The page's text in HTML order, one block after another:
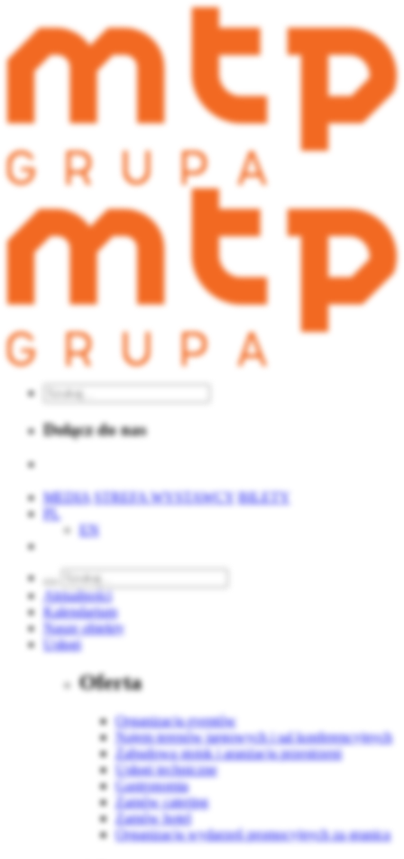
Dołącz do nas
MEDIA STREFA WYSTAWCY BILETY
PL
EN
Aktualności
Kalendarium
Nasze obiekty
Usługi
Oferta
Organizacja eventów
Najem terenów targowych i sal konferencyjnych
Zabudowa stoisk i aranżacja przestrzeni
Usługi techniczne
Gastronomia
Zamów catering
Zamów hotel
Organizacja wydarzeń promocyjnych za granicą